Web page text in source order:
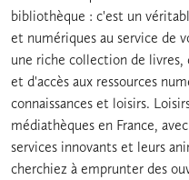
bibliothèque : c'est un
et numériques au service de
une riche collection de
et d'accès aux ressources
connaissances et loisirs.
médiathèques en France,
services innovants et leurs
cherchiez à emprunter des